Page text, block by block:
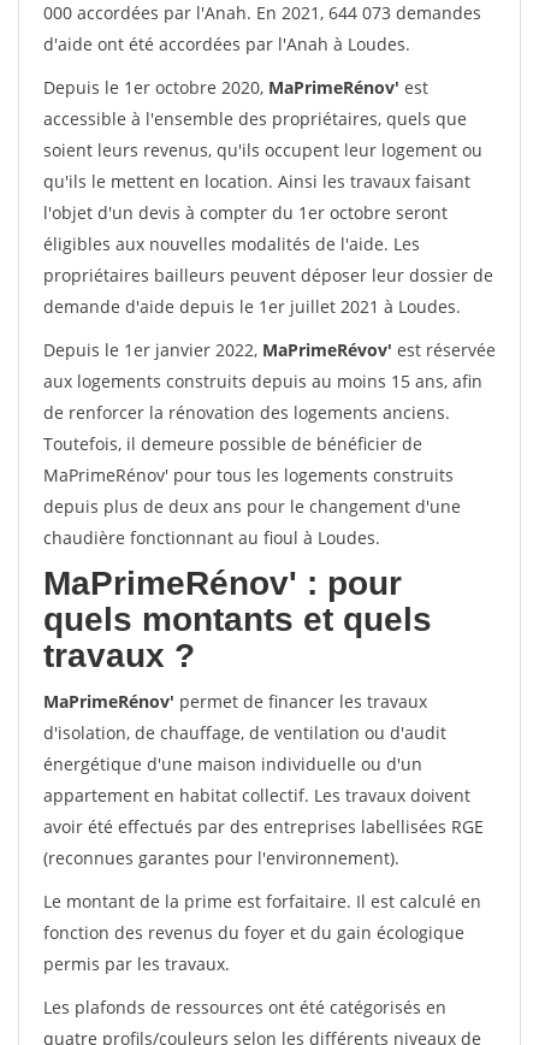
000 accordées par l'Anah. En 2021, 644 073 demandes
d'aide ont été accordées par l'Anah à Loudes.
Depuis le 1er octobre 2020, MaPrimeRénov' est
accessible à l'ensemble des propriétaires, quels que
soient leurs revenus, qu'ils occupent leur logement ou
qu'ils le mettent en location. Ainsi les travaux faisant
l'objet d'un devis à compter du 1er octobre seront
éligibles aux nouvelles modalités de l'aide. Les
propriétaires bailleurs peuvent déposer leur dossier de
demande d'aide depuis le 1er juillet 2021 à Loudes.
Depuis le 1er janvier 2022, MaPrimeRévov' est réservée
aux logements construits depuis au moins 15 ans, afin
de renforcer la rénovation des logements anciens.
Toutefois, il demeure possible de bénéficier de
MaPrimeRénov' pour tous les logements construits
depuis plus de deux ans pour le changement d'une
chaudière fonctionnant au fioul à Loudes.
MaPrimeRénov' : pour
quels montants et quels
travaux ?
MaPrimeRénov' permet de financer les travaux
d'isolation, de chauffage, de ventilation ou d'audit
énergétique d'une maison individuelle ou d'un
appartement en habitat collectif. Les travaux doivent
avoir été effectués par des entreprises labellisées RGE
(reconnues garantes pour l'environnement).
Le montant de la prime est forfaitaire. Il est calculé en
fonction des revenus du foyer et du gain écologique
permis par les travaux.
Les plafonds de ressources ont été catégorisés en
quatre profils/couleurs selon les différents niveaux de